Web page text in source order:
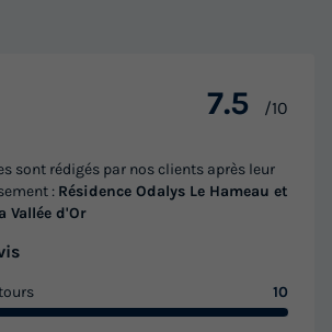
7.5 /10
sont rédigés par nos clients après leur
: Résidence Odalys Le Hameau et
Vallée d'Or
10